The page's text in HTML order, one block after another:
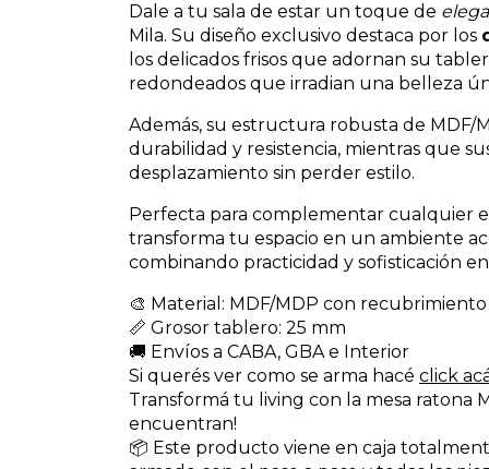
Dale a tu sala de estar un toque de
Mila. Su diseño exclusivo destaca por los
los delicados frisos que adornan su
redondeados que irradian una belleza
Además, su estructura robusta de MDF/
durabilidad y resistencia, mientras que
desplazamiento sin perder estilo.
Perfecta para complementar cualquier
transforma tu espacio en un ambiente
combinando practicidad y sofisticación
🎨 Material: MDF/MDP con recubrimiento
📏 Grosor tablero: 25 mm
🚚 Envíos a CABA, GBA e Interior
Si querés ver como se arma hacé click
Transformá tu living con la mesa ratona
encuentran!
📦 Este producto viene en caja